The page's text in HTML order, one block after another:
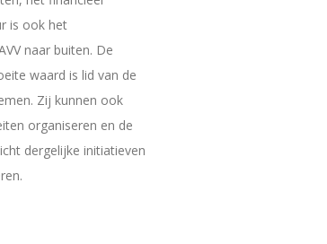
is ook het
naar buiten. De
waard is lid van de
Zij kunnen ook
organiseren en de
dergelijke initiatieven